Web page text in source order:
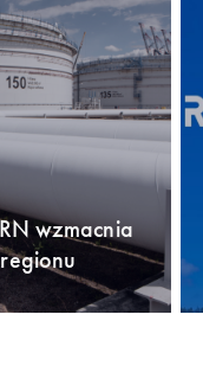
wzmacnia